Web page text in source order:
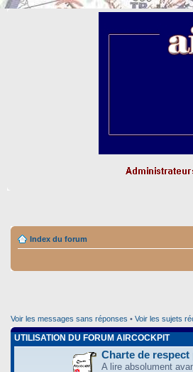
Index du forum
Voir les messages sans réponses • Voir les sujets
UTILISATION DU FORUM AIRCOCKPIT
Charte de
A lire absolument